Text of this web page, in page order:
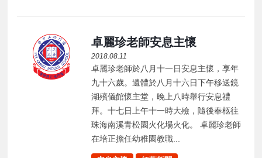
卓麗珍老師安息主懷
2018.08.11
卓麗珍老師於八月十一日安息主懷，享年
九十六歲。遺體於八月十六日下午移送鏡
湖殯儀館懷主堂，晚上八時舉行安息禮
拜。十七日上午十一時大殮，隨後奉柩往
珠海南溪青松園火化場火化。 卓麗珍老師
在培正擔任幼稚園教職...